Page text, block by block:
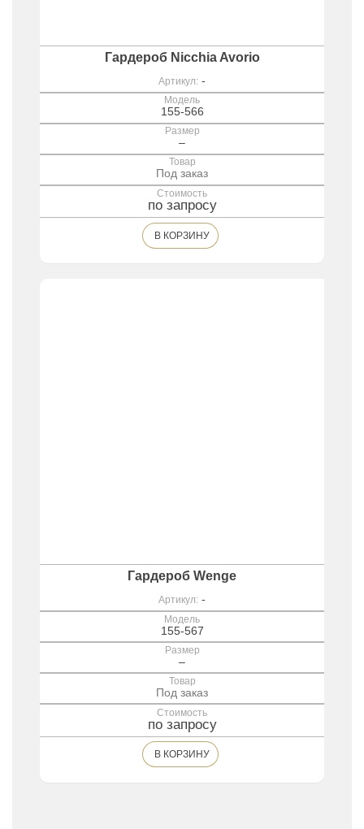
Гардероб Nicchia Avorio
Артикул: -
Модель
155-566
Размер
–
Товар
Под заказ
Стоимость
по запросу
В КОРЗИНУ
Гардероб Wenge
Артикул: -
Модель
155-567
Размер
–
Товар
Под заказ
Стоимость
по запросу
В КОРЗИНУ